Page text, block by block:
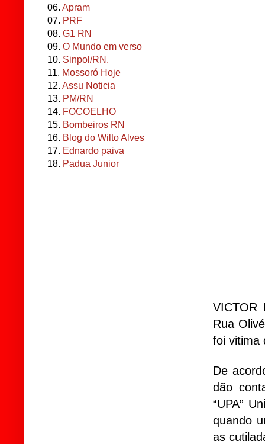
VICTOR
Rua
foi vitima
De
dão
“UPA”
quando
as
06. Apram
07. PRF
08. G1 RN
09. O Mundo em verso
10. Sinpol/RN.
11. Mossoró Hoje
12. Assu Noticia
13. PM/RN
14. FOCOELHO
15. Bombeiros RN
16. Blog do Wilto Alves
17. Ednardo paiva
18. Padua Junior